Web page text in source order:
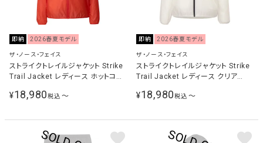
即納 2026春夏モデル
ザ・ノース・フェイス
ストライクトレイルジャケット Strike
Trail Jacket レディース ホットコー
¥18,980税込 〜
即納 2026春夏モデル
ザ・ノース・フェイス
ストライクトレイルジャケット Strike
Trail Jacket レディース クリア
¥18,980税込 〜